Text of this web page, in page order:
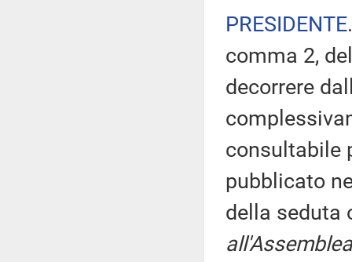
PRESIDENTE
comma 2,
decorrere
consultabile
pubblicato
della seduta